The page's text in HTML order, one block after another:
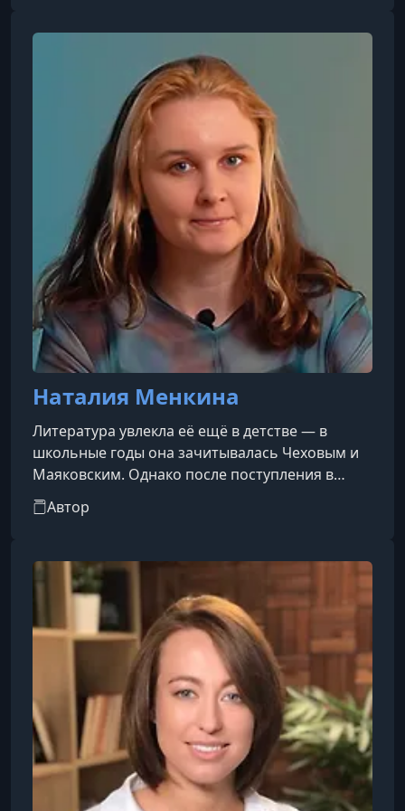
преступлений и глубокое погружение в
психологию человека, столкнувшегося с
криминалом — вне зависимости от того, по
какую сторону закона он оказался.Её лекции —
это возможность заглянуть в ту часть жизни,
Наталия Менкина
Литература увлекла её ещё в детстве — в
школьные годы она зачитывалась Чеховым и
Маяковским. Однако после поступления в
экономический вуз чтение отошло на второй
план. Спустя время она поняла: её настоящая
магистратуру СПбГУ и запустила подкаст об
истории русской литературы.В своих выпусках
она не перегружает фактами и датами, а
рассказывает то, чего не встретишь в
школьных учебниках. Например, зачем Маяко
Автор